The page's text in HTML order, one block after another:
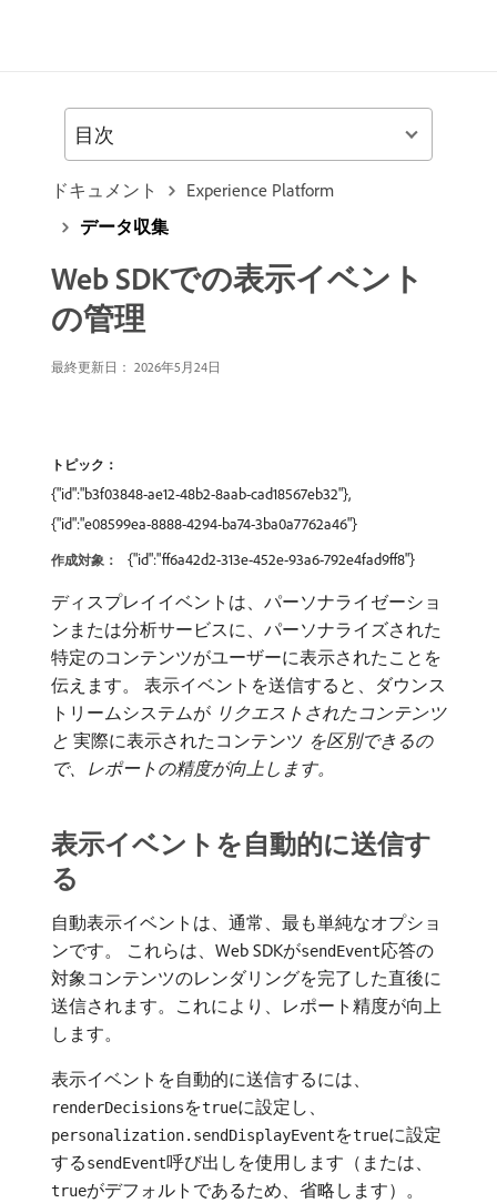
ドキュメント
Experience Platform
データ収集
Web SDKでの表示イベント
の管理
最終更新日： 2026年5月24日
トピック：
{"id":"b3f03848-ae12-48b2-8aab-cad18567eb32"},
{"id":"e08599ea-8888-4294-ba74-3ba0a7762a46"}
作成対象： {"id":"ff6a42d2-313e-452e-93a6-792e4fad9ff8"}
ディスプレイイベントは、パーソナライゼーショ
ンまたは分析サービスに、パーソナライズされた
特定のコンテンツがユーザーに表示されたことを
伝えます。 表示イベントを送信すると、ダウンス
トリームシステムが​ リクエストされたコンテンツ
と ​実際に表示されたコンテンツ を区別できるの
で、レポートの精度が向上します。
表示イベントを自動的に送信す
る
自動表示イベントは、通常、最も単純なオプショ
ンです。 これらは、Web SDKがsendEvent応答の
対象コンテンツのレンダリングを完了した直後に
送信されます。これにより、レポート精度が向上
します。
表示イベントを自動的に送信するには、
renderDecisionsをtrueに設定し、
personalization.sendDisplayEventをtrueに設定
するsendEvent呼び出しを使用します（または、
trueがデフォルトであるため、省略します）。
目次